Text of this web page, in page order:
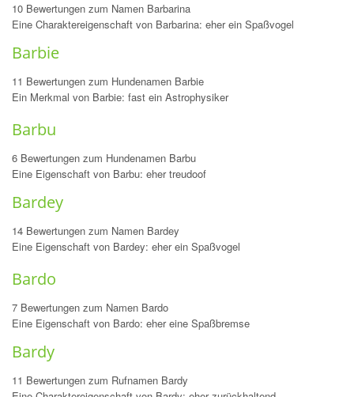
10 Bewertungen zum Namen Barbarina
Eine Charaktereigenschaft von Barbarina: eher ein Spaßvogel
Barbie
11 Bewertungen zum Hundenamen Barbie
Ein Merkmal von Barbie: fast ein Astrophysiker
Barbu
6 Bewertungen zum Hundenamen Barbu
Eine Eigenschaft von Barbu: eher treudoof
Bardey
14 Bewertungen zum Namen Bardey
Eine Eigenschaft von Bardey: eher ein Spaßvogel
Bardo
7 Bewertungen zum Namen Bardo
Eine Eigenschaft von Bardo: eher eine Spaßbremse
Bardy
11 Bewertungen zum Rufnamen Bardy